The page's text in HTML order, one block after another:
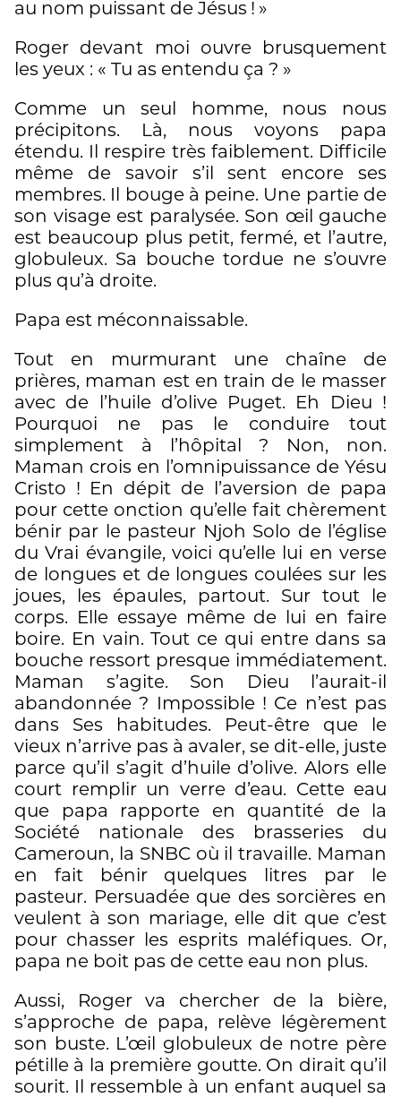
au nom puissant de Jésus ! »
Roger devant moi ouvre brusquement
les yeux : « Tu as entendu ça ? »
Comme un seul homme, nous nous
précipitons. Là, nous voyons papa
étendu. Il respire très faiblement. Difficile
même de savoir s’il sent encore ses
membres. Il bouge à peine. Une partie de
son visage est paralysée. Son œil gauche
est beaucoup plus petit, fermé, et l’autre,
globuleux. Sa bouche tordue ne s’ouvre
plus qu’à droite.
Papa est méconnaissable.
Tout en murmurant une chaîne de
prières, maman est en train de le masser
avec de l’huile d’olive Puget. Eh Dieu !
Pourquoi ne pas le conduire tout
simplement à l’hôpital ? Non, non.
Maman crois en l’omnipuissance de Yésu
Cristo ! En dépit de l’aversion de papa
pour cette onction qu’elle fait chèrement
bénir par le pasteur Njoh Solo de l’église
du Vrai évangile, voici qu’elle lui en verse
de longues et de longues coulées sur les
joues, les épaules, partout. Sur tout le
corps. Elle essaye même de lui en faire
boire. En vain. Tout ce qui entre dans sa
bouche ressort presque immédiatement.
Maman s’agite. Son Dieu l’aurait-il
abandonnée ? Impossible ! Ce n’est pas
dans Ses habitudes. Peut-être que le
vieux n’arrive pas à avaler, se dit-elle, juste
parce qu’il s’agit d’huile d’olive. Alors elle
court remplir un verre d’eau. Cette eau
que papa rapporte en quantité de la
Société nationale des brasseries du
Cameroun, la SNBC où il travaille. Maman
en fait bénir quelques litres par le
pasteur. Persuadée que des sorcières en
veulent à son mariage, elle dit que c’est
pour chasser les esprits maléfiques. Or,
papa ne boit pas de cette eau non plus.
Aussi, Roger va chercher de la bière,
s’approche de papa, relève légèrement
son buste. L’œil globuleux de notre père
pétille à la première goutte. On dirait qu’il
sourit. Il ressemble à un enfant auquel sa